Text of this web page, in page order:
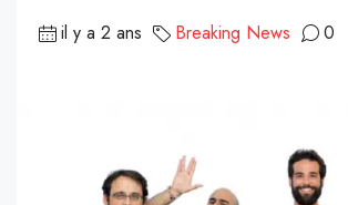
il y a 2 ans Breaking News 0